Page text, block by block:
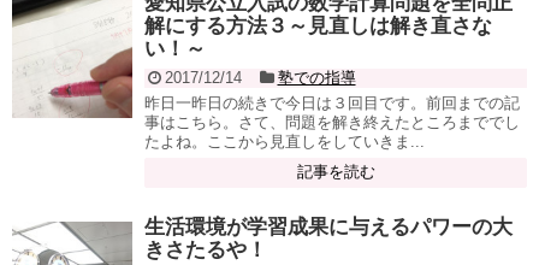
解にする方法３～見直しは解き直さな
い！～
2017/12/14
塾での指導
昨日一昨日の続きで今日は３回目です。前回までの記
事はこちら。さて、問題を解き終えたところまででし
たよね。ここから見直しをしていきま...
記事を読む
生活環境が学習成果に与えるパワーの大
きさたるや！